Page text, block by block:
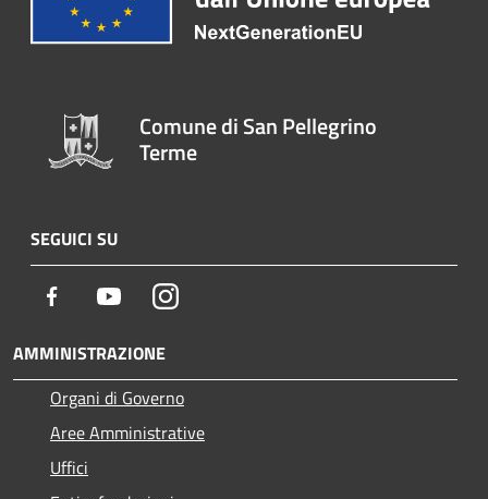
Comune di San Pellegrino
Terme
SEGUICI SU
Facebook YoutubeInstagram
AMMINISTRAZIONE
Organi di Governo
Aree Amministrative
Uffici